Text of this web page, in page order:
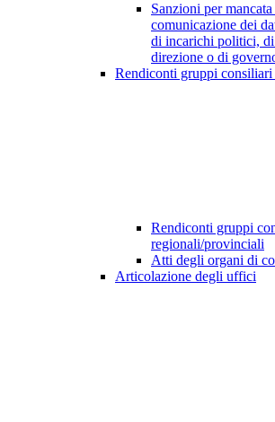
Sanzioni per
comunicazione dei
di incarichi politici,
direzione o di
Rendiconti gruppi
Rendiconti gruppi
regionali/provinciali
Atti degli organi di
Articolazione degli uffici